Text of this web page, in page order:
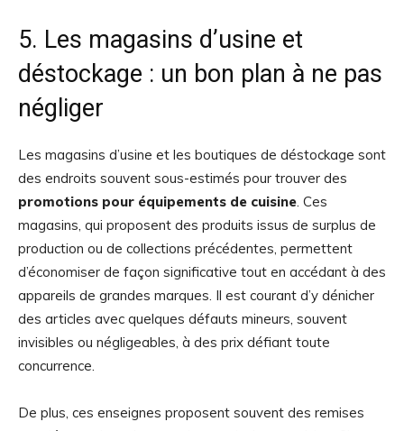
5. Les magasins d’usine et
déstockage : un bon plan à ne pas
négliger
Les magasins d’usine et les boutiques de déstockage sont
des endroits souvent sous-estimés pour trouver des
promotions pour équipements de cuisine. Ces
magasins, qui proposent des produits issus de surplus de
production ou de collections précédentes, permettent
d’économiser de façon significative tout en accédant à des
appareils de grandes marques. Il est courant d’y dénicher
des articles avec quelques défauts mineurs, souvent
invisibles ou négligeables, à des prix défiant toute
concurrence.
De plus, ces enseignes proposent souvent des remises